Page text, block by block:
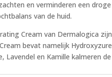
en verminderen een
van de huid.
Cream van Dermalogica
bevat namelijk
Lavendel en Kamille kalmeren